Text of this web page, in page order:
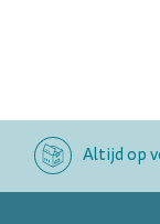
Altijd op